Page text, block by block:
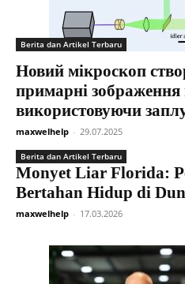
Berita dan Artikel Terbaru
Новий мікроскоп
примарні
використовуючи
maxwelhelp - 29.07.2025
Berita dan Artikel Terbaru
Monyet Liar Florida:
Bertahan Hidup di
maxwelhelp - 17.03.2026